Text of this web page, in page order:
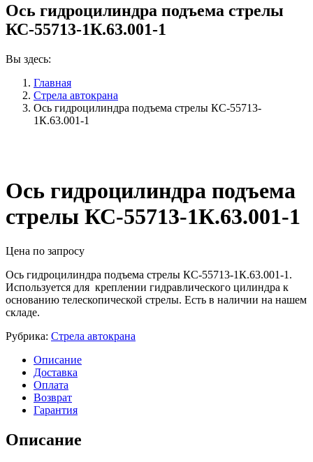
Ось гидроцилиндра подъема стрелы
КС-55713-1К.63.001-1
Вы здесь:
Главная
Стрела автокрана
Ось гидроцилиндра подъема стрелы КС-55713-
1К.63.001-1
Ось гидроцилиндра подъема
стрелы КС-55713-1К.63.001-1
Цена по запросу
Ось гидроцилиндра подъема стрелы КС-55713-1К.63.001-1.
Используется для креплении гидравлического цилиндра к
основанию телескопической стрелы. Есть в наличии на нашем
складе.
Рубрика: Стрела автокрана
Описание
Доставка
Оплата
Возврат
Гарантия
Описание